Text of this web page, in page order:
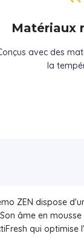
Matériaux
avec des
la
ZEN dispose
âme en
qui optimise